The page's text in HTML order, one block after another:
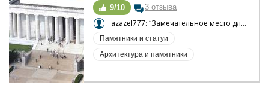
9/10 3 отзыва
azazel777: “Замечательное место для отдыха и экскурсии в сердце Вашингтона!”
Памятники и статуи
Архитектура и памятники